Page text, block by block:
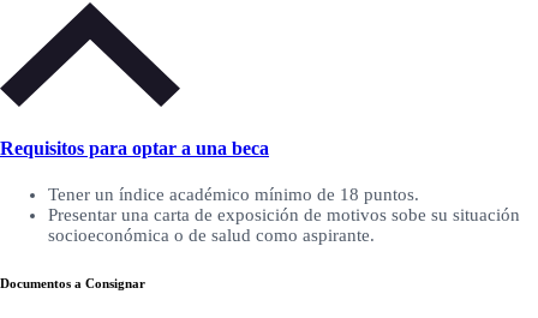
Requisitos para optar a una beca
Tener un índice académico mínimo de 18 puntos.
Presentar una carta de exposición de motivos sobe su situación
socioeconómica o de salud como aspirante.
Documentos a Consignar